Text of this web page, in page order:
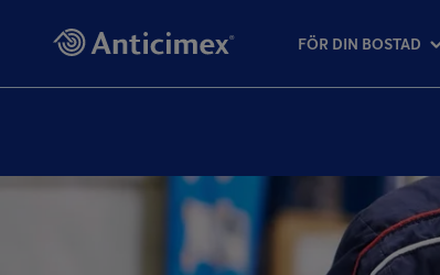
FÖR DIN BOSTAD